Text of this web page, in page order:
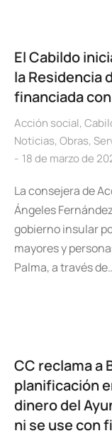
El Cabildo
la Residencia
financiada
Acción social,
Noticias, Obras,
18 de marzo de
La consejera de
Ángeles
gobierno insular
mayores y
Palma, a través
CC reclama a
planificación
dinero del
ni se use con